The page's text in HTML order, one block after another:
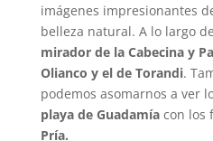
imágenes impresionantes
belleza natural. A lo largo
mirador de la Cabecina y
Olianco y el de Torandi.
podemos asomarnos a ver
playa de Guadamíacon los
Pría.